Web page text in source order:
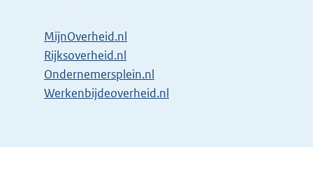
MijnOverheid.nl
Rijksoverheid.nl
Ondernemersplein.nl
Werkenbijdeoverheid.nl